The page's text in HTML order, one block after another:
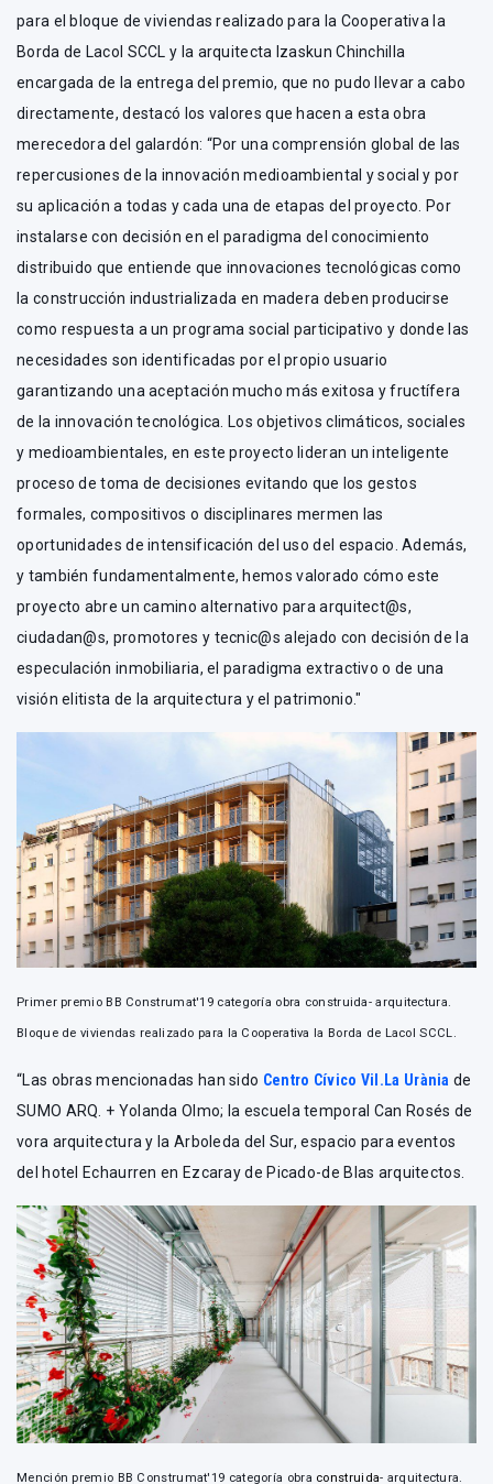
para el bloque de viviendas realizado para la Cooperativa la
Borda de Lacol SCCL y la arquitecta Izaskun Chinchilla
encargada de la entrega del premio, que no pudo llevar a cabo
directamente, destacó los valores que hacen a esta obra
merecedora del galardón: “Por una comprensión global de las
repercusiones de la innovación medioambiental y social y por
su aplicación a todas y cada una de etapas del proyecto. Por
instalarse con decisión en el paradigma del conocimiento
distribuido que entiende que innovaciones tecnológicas como
la construcción industrializada en madera deben producirse
como respuesta a un programa social participativo y donde las
necesidades son identificadas por el propio usuario
garantizando una aceptación mucho más exitosa y fructífera
de la innovación tecnológica. Los objetivos climáticos, sociales
y medioambientales, en este proyecto lideran un inteligente
proceso de toma de decisiones evitando que los gestos
formales, compositivos o disciplinares mermen las
oportunidades de intensificación del uso del espacio. Además,
y también fundamentalmente, hemos valorado cómo este
proyecto abre un camino alternativo para arquitect@s,
ciudadan@s, promotores y tecnic@s alejado con decisión de la
especulación inmobiliaria, el paradigma extractivo o de una
visión elitista de la arquitectura y el patrimonio."
Primer premio BB Construmat'19 categoría obra construida- arquitectura.
Bloque de viviendas realizado para la Cooperativa la Borda de Lacol SCCL.
“Las obras mencionadas han sido Centro Cívico Vil.La Urània de
SUMO ARQ. + Yolanda Olmo; la escuela temporal Can Rosés de
vora arquitectura y la Arboleda del Sur, espacio para eventos
del hotel Echaurren en Ezcaray de Picado-de Blas arquitectos.
Mención premio BB Construmat'19 categoría obra construida- arquitectura.